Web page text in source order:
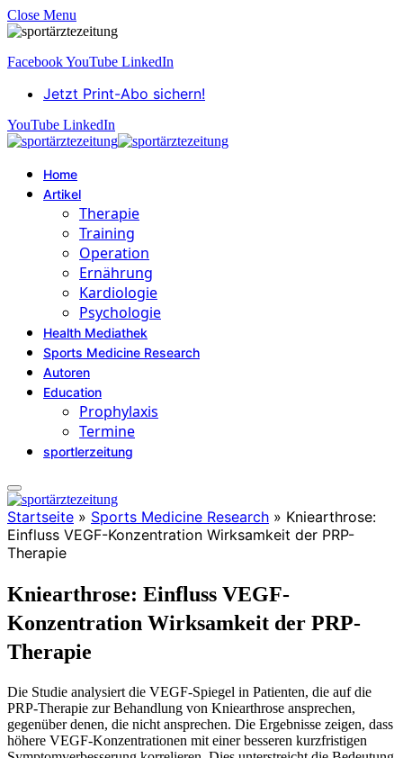
Close Menu
FacebookYouTube LinkedIn
Jetzt Print-Abo sichern!
YouTube LinkedIn
Home
Artikel
Therapie
Training
Operation
Ernährung
Kardiologie
Psychologie
Health Mediathek
Sports Medicine Research
Autoren
Education
Prophylaxis
Termine
sportlerzeitung
Startseite » Sports Medicine Research » Kniearthrose:
Einfluss VEGF-Konzentration Wirksamkeit der PRP-
Therapie
Kniearthrose: Einfluss VEGF-
Konzentration Wirksamkeit der PRP-
Therapie
Die Studie analysiert die VEGF-Spiegel in Patienten, die auf die
PRP-Therapie zur Behandlung von Kniearthrose ansprechen,
gegenüber denen, die nicht ansprechen. Die Ergebnisse zeigen, dass
höhere VEGF-Konzentrationen mit einer besseren kurzfristigen